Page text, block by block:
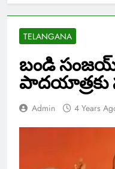
TELANGANA
బండి
పాదయాత్రకు
Admin 4 Years